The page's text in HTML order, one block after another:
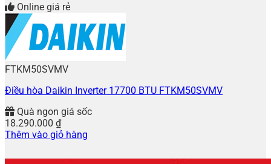
Online giá rẻ
FTKM50SVMV
Điều hòa Daikin Inverter 17700 BTU FTKM50SVMV
Quà ngon giá sốc
18.290.000 ₫
Thêm vào giỏ hàng